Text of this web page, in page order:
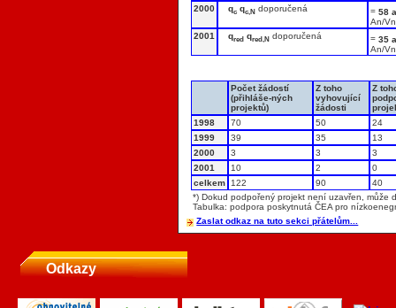
2000 qc qc,N doporučená =58
An/
2001
qred qred,N doporučená =35
An/
Počet žádostí
(přihláše-ných
projektů)
Z toho
vyhovující
žádosti
Z
1998
70 50
24
1999
39 35
13
2000
3 3
3
2001
10 2
0
celkem 122 90
40
*) Dokud podpořený projekt není uzavřen, může
Tabulka: podpora poskytnutá ČEA pro
Zaslat odkaz na tuto sekci přátelům...
Odkazy